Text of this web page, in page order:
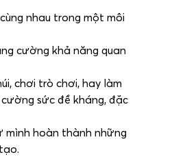
nhau trong một môi
cường khả năng quan
chơi trò chơi, hay làm
sức đề kháng, đặc
mình hoàn thành những